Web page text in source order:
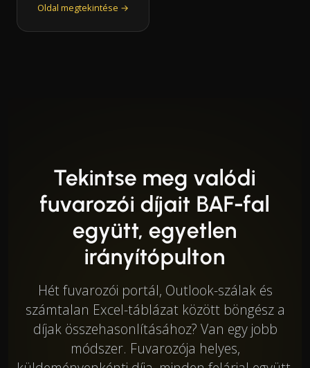
Oldal megtekintése →
Tekintse meg valódi
fuvarozói díjait BAF-fal
együtt, egyetlen
irányítópulton
Hét fuvarozói portál, Outlook-szálak és
számtalan Excel-táblázat között böngész a
díjak összehasonlításához? Van egy jobb
módszer. Fuvarozója helyes,